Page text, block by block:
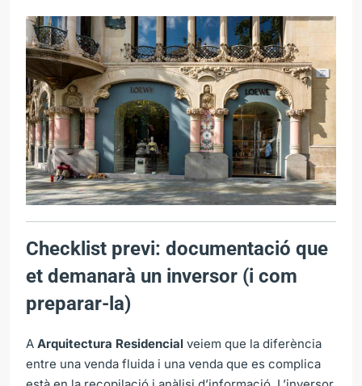
Checklist previ: documentació que
et demanarà un inversor (i com
preparar-la)
A Arquitectura Residencial veiem que la diferència
entre una venda fluida i una venda que es complica